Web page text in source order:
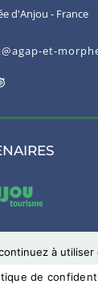
d'Anjou - France
et-
passion
à
de